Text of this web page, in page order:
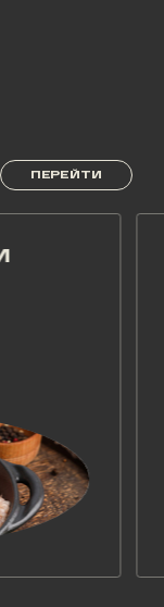
ПЕРЕЙТИ